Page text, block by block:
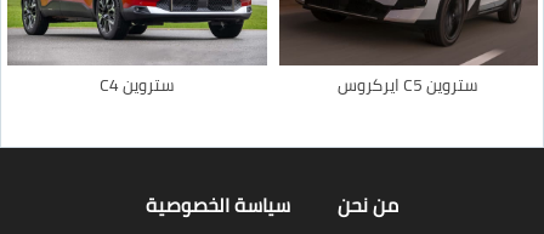
ستروين C5 ايركروس ستروين C4
من نحن سياسة الخصوصية